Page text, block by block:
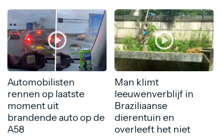
Automobilisten
rennen op laatste
moment uit
brandende auto op de
A58
Man klimt
leeuwenverblijf in
Braziliaanse
dierentuin en
overleeft het niet